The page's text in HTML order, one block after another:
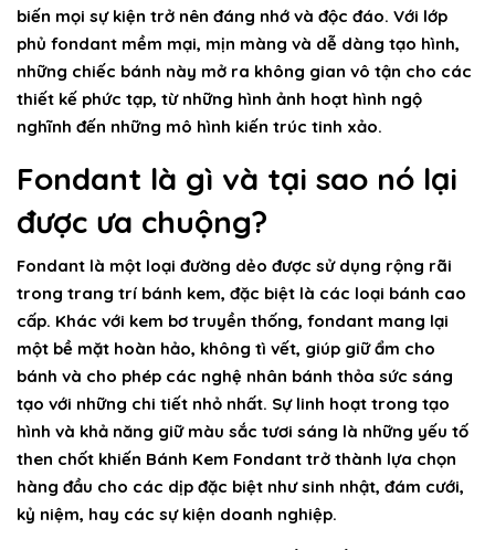
biến mọi sự kiện trở nên đáng nhớ và độc đáo. Với lớp
phủ fondant mềm mại, mịn màng và dễ dàng tạo hình,
những chiếc bánh này mở ra không gian vô tận cho các
thiết kế phức tạp, từ những hình ảnh hoạt hình ngộ
nghĩnh đến những mô hình kiến trúc tinh xảo.
Fondant là gì và tại sao nó lại
được ưa chuộng?
Fondant là một loại đường dẻo được sử dụng rộng rãi
trong trang trí bánh kem, đặc biệt là các loại bánh cao
cấp. Khác với kem bơ truyền thống, fondant mang lại
một bề mặt hoàn hảo, không tì vết, giúp giữ ẩm cho
bánh và cho phép các nghệ nhân bánh thỏa sức sáng
tạo với những chi tiết nhỏ nhất. Sự linh hoạt trong tạo
hình và khả năng giữ màu sắc tươi sáng là những yếu tố
then chốt khiến Bánh Kem Fondant trở thành lựa chọn
hàng đầu cho các dịp đặc biệt như sinh nhật, đám cưới,
kỷ niệm, hay các sự kiện doanh nghiệp.